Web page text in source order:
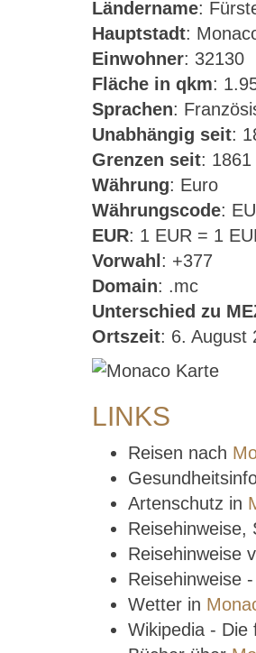
Ländername:
Hauptstadt:
Einwohner: 32130
Fläche in qkm:
Sprachen:
Unabhängig seit:
Grenzen seit: 1861
Währung: Euro
Währungscode:
EUR: 1 EUR = 1
Vorwahl : +377
Domain: .mc
Unterschied zu
Ortszeit: 6. August
LINKS
Reisen nach
Artenschutz in
Reisehinweise,
Reisehinweise
Reisehinweise
Wetter in
Wikipedia - Die